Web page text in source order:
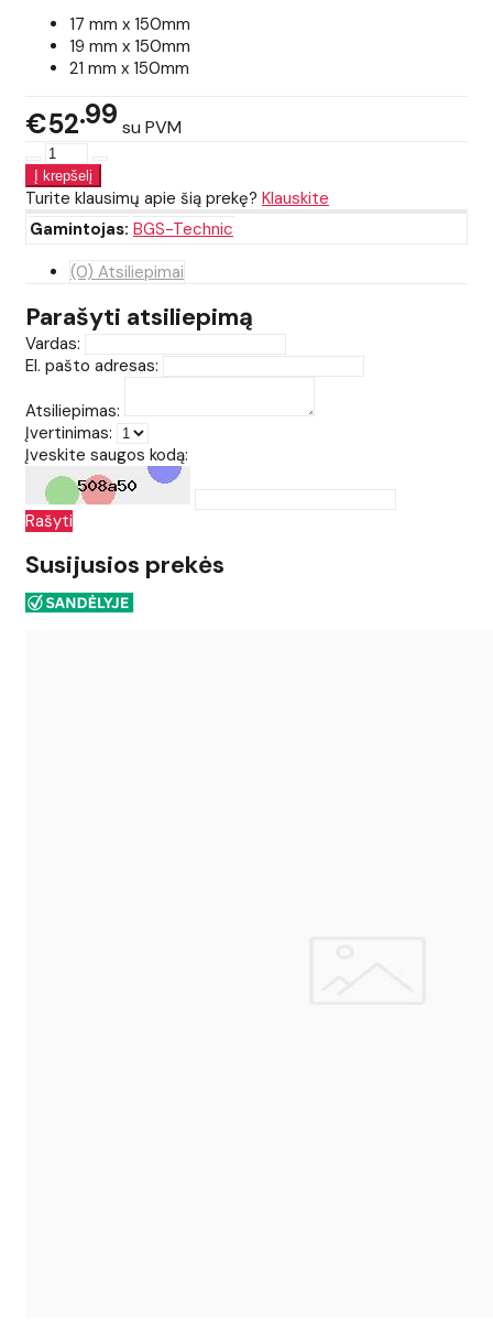
17 mm x 150mm
19 mm x 150mm
21 mm x 150mm
€52 99 su PVM
Turite klausimų apie šią prekę? Klauskite
Gamintojas: BGS-Technic
(0) Atsiliepimai
Parašyti atsiliepimą
Vardas:
El. pašto adresas:
Atsiliepimas:
Įvertinimas:
Įveskite saugos kodą:
Rašyti
Susijusios prekės